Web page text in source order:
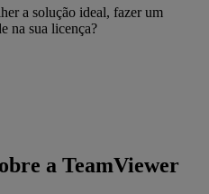
a solução ideal, fazer um
na sua licença?
a TeamViewer